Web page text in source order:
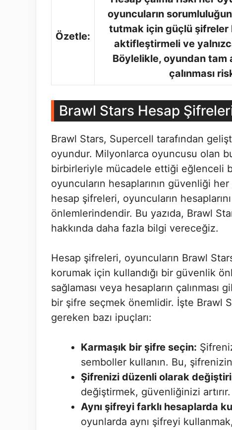
Özetle:
oyuncuların
tutmak için güçlü şifreler
aktifleştirmeli ve
Böylelikle, oyundan tam
çalınması
Brawl Stars Hesap
Brawl Stars, Supercell tarafından
oyundur. Milyonlarca oyuncusu olan
birbirleriyle mücadele ettiği eğlenceli
oyuncuların hesaplarının güvenliği
hesap şifreleri, oyuncuların
önlemlerindendir. Bu yazıda, Brawl
hakkında daha fazla bilgi vereceğiz.
Hesap şifreleri, oyuncuların Brawl
korumak için kullandığı bir güvenlik
sağlaması veya hesapların
bir şifre seçmek önemlidir. İşte Brawl
gereken bazı ipuçları:
Karmaşık bir şifre seçin:
semboller kullanın. Bu,
Şifrenizi düzenli olarak
değiştirmek, güvenliğinizi artırır.
Aynı şifreyi farklı hesaplarda
oyunlarda aynı şifreyi